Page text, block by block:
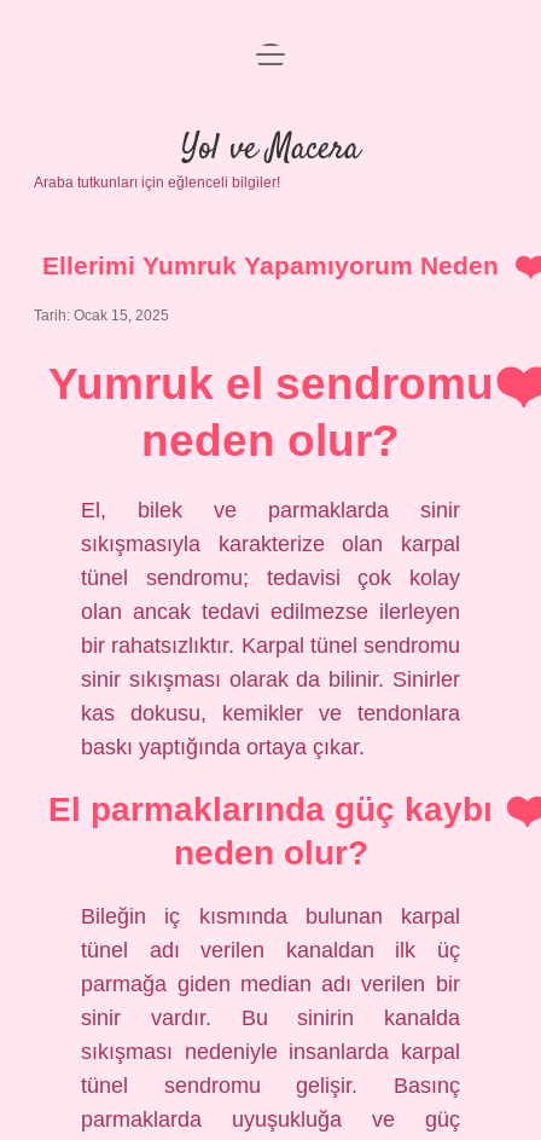
Anasayfa
Gizlilik Politikası
Yasal Uyarı
menüyü
Yol ve Macera
Araba tutkunları için eğlenceli bilgiler!
Ellerimi Yumruk Yapamıyorum Neden
Tarih: Ocak 15, 2025
Yumruk el sendromu
neden olur?
El, bilek ve parmaklarda sinir
sıkışmasıyla karakterize olan karpal
tünel sendromu; tedavisi çok kolay
olan ancak tedavi edilmezse ilerleyen
bir rahatsızlıktır. Karpal tünel sendromu
sinir sıkışması olarak da bilinir. Sinirler
kas dokusu, kemikler ve tendonlara
baskı yaptığında ortaya çıkar.
El parmaklarında güç kaybı
neden olur?
Bileğin iç kısmında bulunan karpal
tünel adı verilen kanaldan ilk üç
parmağa giden median adı verilen bir
sinir vardır. Bu sinirin kanalda
sıkışması nedeniyle insanlarda karpal
tünel sendromu gelişir. Basınç
parmaklarda uyuşukluğa ve güç